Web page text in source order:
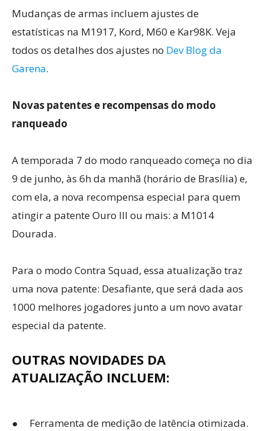
Mudanças de armas incluem ajustes de
estatísticas na M1917, Kord, M60 e Kar98K. Veja
todos os detalhes dos ajustes no Dev Blog da
Garena.
Novas patentes e recompensas do modo
ranqueado
A temporada 7 do modo ranqueado começa no dia
9 de junho, às 6h da manhã (horário de Brasília) e,
com ela, a nova recompensa especial para quem
atingir a patente Ouro III ou mais: a M1014
Dourada.
Para o modo Contra Squad, essa atualização traz
uma nova patente: Desafiante, que será dada aos
1000 melhores jogadores junto a um novo avatar
especial da patente.
OUTRAS NOVIDADES DA
ATUALIZAÇÃO INCLUEM:
● Ferramenta de medição de latência otimizada.